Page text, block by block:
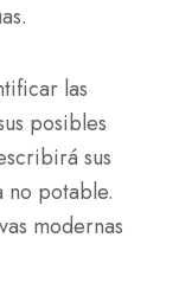
las
posibles
sus
no potable.
modernas